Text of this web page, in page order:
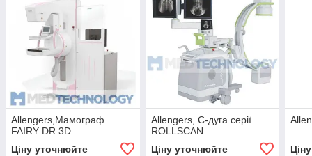
Allengers,Мамограф
FAIRY DR 3D
Ціну уточнюйте
Allengers, C-дуга серії
ROLLSCAN
Ціну уточнюйте